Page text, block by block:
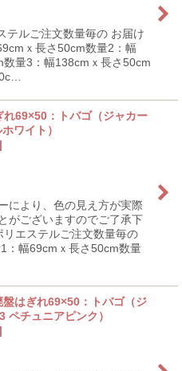
テルご注文数量毎の お届け
ｘ長さ50cm数量2：幅
量3：幅138cmｘ長さ50cm
れ69×50：トバゴ（ジャカー
ワイト）
により、色の見え方が実際
がございますのでご了承下
リエステルご注文数量毎の
：幅69cmｘ長さ50cm数量
盤はぎれ69×50：トバゴ（ジ
ペチュニアピンク）